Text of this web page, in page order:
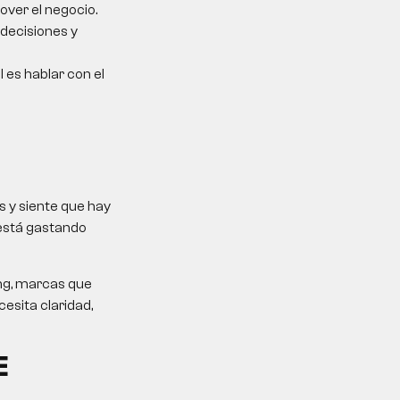
el negocio.
y
hablar con el
y siente que hay
gastando
marcas que
claridad,